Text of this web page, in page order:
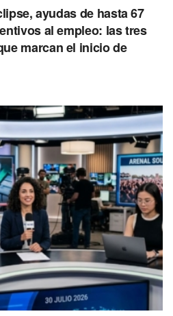
ayudas de hasta 67
al empleo: las tres
marcan el inicio de